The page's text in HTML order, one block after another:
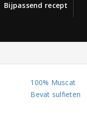
Bijpassend recept
100% Muscat
Bevat sulfieten